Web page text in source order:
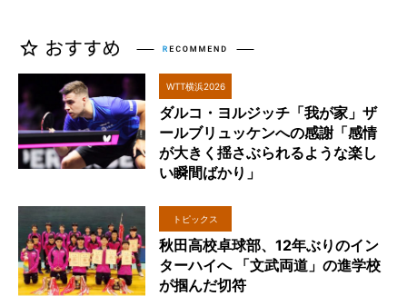
WTT横浜2026
ダルコ・ヨルジッチ「我が家」ザ
ールブリュッケンへの感謝「感情
が大きく揺さぶられるような楽し
い瞬間ばかり」
トピックス
秋田高校卓球部、12年ぶりのイン
ターハイへ 「文武両道」の進学校
が掴んだ切符